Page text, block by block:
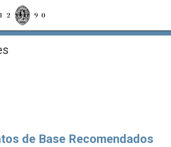
de Base Recomendados